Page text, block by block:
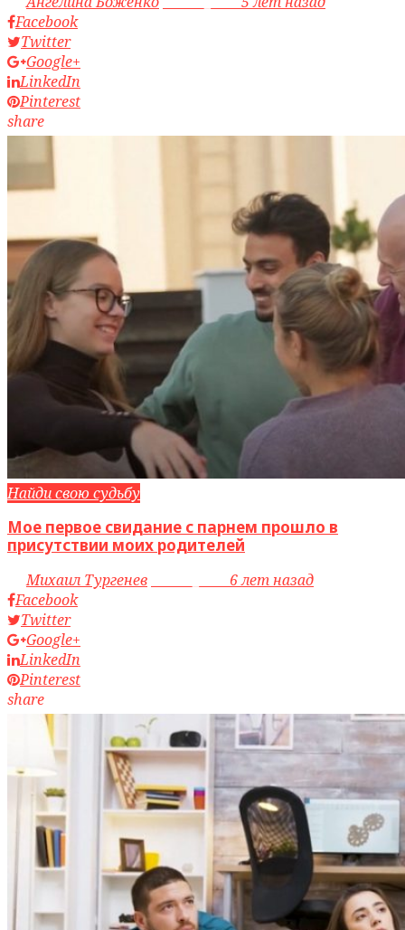
Facebook
Twitter
Google+
LinkedIn
Pinterest
share
Найди свою судьбу
Мое первое свидание с парнем прошло в
присутствии моих родителей
byМихаил Тургенев
6 лет назад
Facebook
Twitter
Google+
LinkedIn
Pinterest
share